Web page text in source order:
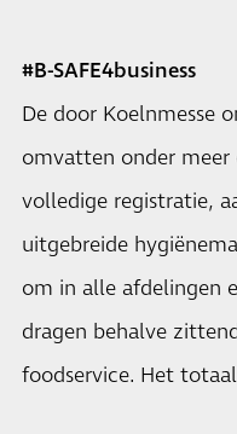
#B-SAFE4business
De door Koelnmesse
omvatten onder
volledige registratie,
uitgebreide
om in alle afdelingen
dragen behalve
foodservice. Het